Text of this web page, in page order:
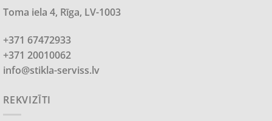
Toma iela 4, Rīga, LV-1003
+371 67472933
+371 20010062
info@stikla-serviss.lv
REKVIZĪTI